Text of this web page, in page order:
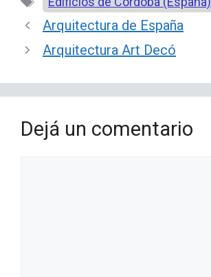
Arquitectura de España
Arquitectura Art Decó
Dejá un comentario